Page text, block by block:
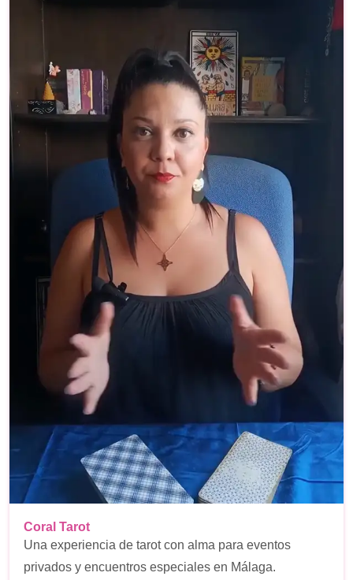
Coral Tarot
Una experiencia de tarot con alma para eventos
privados y encuentros especiales en Málaga.